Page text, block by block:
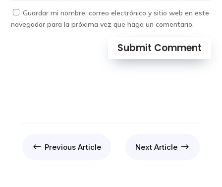
Guardar mi nombre, correo electrónico y sitio web en este
navegador para la próxima vez que haga un comentario.
Submit Comment
# Previous Article Next Article $